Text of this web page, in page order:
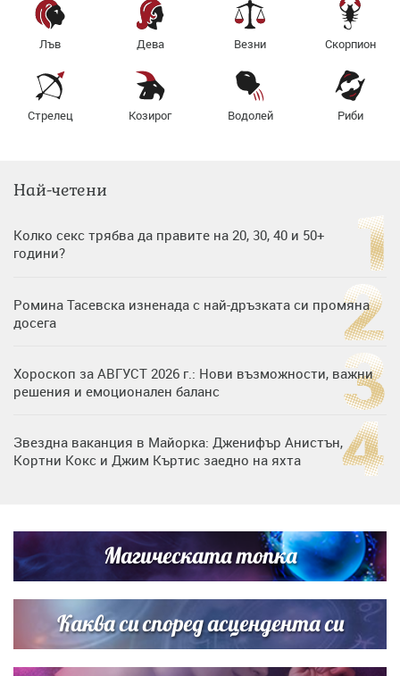
Лъв Дева Везни Скорпион
Стрелец Козирог Водолей Риби
Най-четени
Колко секс трябва да правите на 20, 30, 40 и 50+
години?
Ромина Тасевска изненада с най-дръзката си промяна
досега
Хороскоп за АВГУСТ 2026 г.: Нови възможности, важни
решения и емоционален баланс
Звездна ваканция в Майорка: Дженифър Анистън,
Кортни Кокс и Джим Къртис заедно на яхта
Братя Аргирови я изненадаха с песен
Списъкът е ясен: Джей Ло и Риана във ВИП гостите на
сватбата на Роналдо
Магическата топка
Каква си според асцендента си